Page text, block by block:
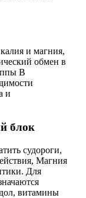
и магния,
обмен в
B
и
блок
судороги,
Магния
Для
витамины